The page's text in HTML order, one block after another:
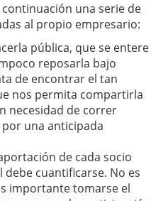
una serie de
al propio empresario:
pública, que se entere
reposarla bajo
de encontrar el tan
nos permita compartirla
necesidad de correr
una anticipada
de cada socio
cuantificarse. No es
importante tomarse el